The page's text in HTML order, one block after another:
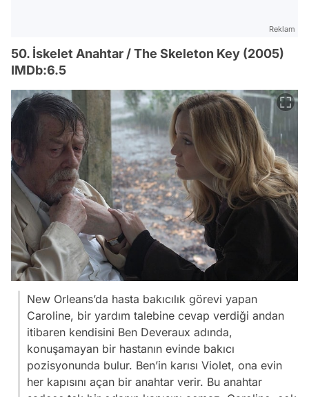
Reklam
50. İskelet Anahtar / The Skeleton Key (2005)
IMDb:6.5
New Orleans’da hasta bakıcılık görevi yapan
Caroline, bir yardım talebine cevap verdiği andan
itibaren kendisini Ben Deveraux adında,
konuşamayan bir hastanın evinde bakıcı
pozisyonunda bulur. Ben’in karısı Violet, ona evin
her kapısını açan bir anahtar verir. Bu anahtar